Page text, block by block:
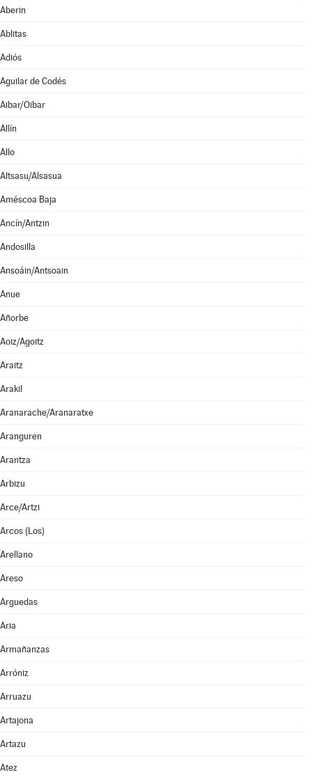
Aberin
Ablitas
Adiós
Aguilar de Codés
Aibar/Oibar
Allín
Allo
Altsasu/Alsasua
Améscoa Baja
Ancín/Antzin
Andosilla
Ansoáin/Antsoain
Anue
Añorbe
Aoiz/Agoitz
Araitz
Arakil
Aranarache/Aranaratxe
Aranguren
Arantza
Arbizu
Arce/Artzi
Arcos (Los)
Arellano
Areso
Arguedas
Aria
Armañanzas
Arróniz
Arruazu
Artajona
Artazu
Atez